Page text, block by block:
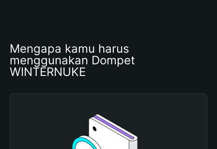
Mengapa kamu harus
menggunakan Dompet
WINTERNUKE